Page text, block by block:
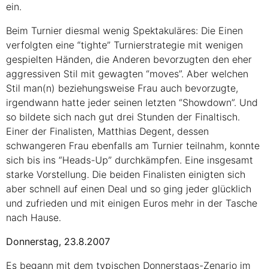
ein.
Beim Turnier diesmal wenig Spektakuläres: Die Einen
verfolgten eine “tighte” Turnierstrategie mit wenigen
gespielten Händen, die Anderen bevorzugten den eher
aggressiven Stil mit gewagten “moves”. Aber welchen
Stil man(n) beziehungsweise Frau auch bevorzugte,
irgendwann hatte jeder seinen letzten “Showdown”. Und
so bildete sich nach gut drei Stunden der Finaltisch.
Einer der Finalisten, Matthias Degent, dessen
schwangeren Frau ebenfalls am Turnier teilnahm, konnte
sich bis ins “Heads-Up” durchkämpfen. Eine insgesamt
starke Vorstellung. Die beiden Finalisten einigten sich
aber schnell auf einen Deal und so ging jeder glücklich
und zufrieden und mit einigen Euros mehr in der Tasche
nach Hause.
Donnerstag, 23.8.2007
Es begann mit dem typischen Donnerstags-Zenario im